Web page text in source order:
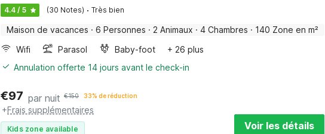
4.4 / 5 (30 Notes) · Très bien
Maison de vacances · 6 Personnes · 2 Animaux · 4 Chambres · 140 Zone en m²
Wifi
Parasol Baby-foot
+ 26 plus
Annulation offerte 14 jours avant le check-in
€97 par nuit €150 33% de réduction
+Frais supplémentaires
Kids zone available Voir les détails